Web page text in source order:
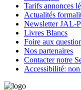
Tarifs annonces
Actualités
Newsletter JAL-
Livres Blancs
Foire aux
Nos partenaires
Contacter notre
Accessibilité: